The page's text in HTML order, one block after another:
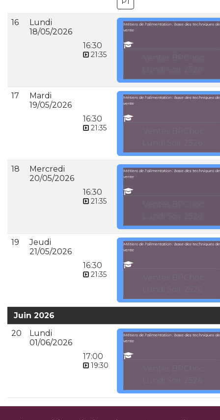
16
Lundi
18/05/2026
16:30
21:35
Métiers de l'alimentation : base des techniques de
vente
17
Mardi
19/05/2026
16:30
21:35
Métiers de l'alimentation : base des techniques de
vente
18
Mercredi
20/05/2026
16:30
21:35
Métiers de l'alimentation : base des techniques de
vente
19
Jeudi
21/05/2026
16:30
21:35
Métiers de l'alimentation : base des techniques de
vente
Juin 2026
20
Lundi
01/06/2026
17:00
19:30
Métiers de l'alimentation : base des techniques de
vente